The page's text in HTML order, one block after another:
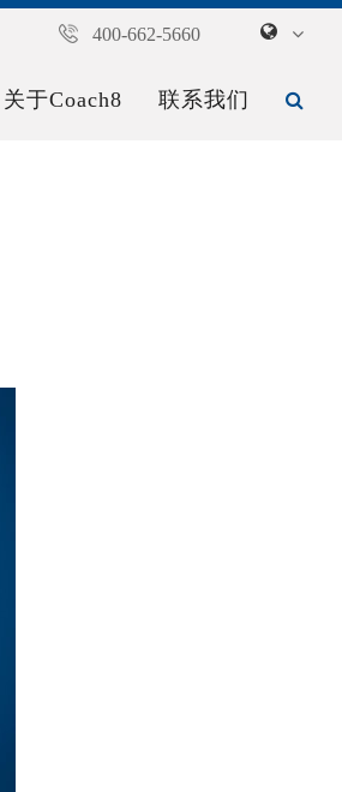
400-662-5660
关于Coach8 联系我们